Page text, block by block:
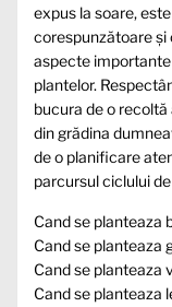
expus la soare,
corespunzătoare și
aspecte
plantelor.
bucura de o
din grădina
de o planificare
parcursul ciclului
Cand se planteaza
Cand se planteaza
Cand se planteaza
Cand se planteaza